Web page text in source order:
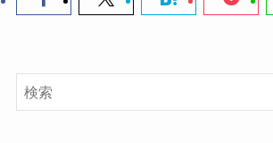
【セール開始すぐ】